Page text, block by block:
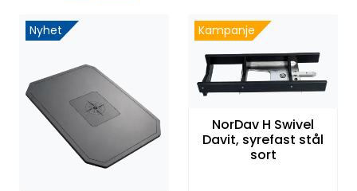
Nyhet Kampanje
NorDav H Swivel
Davit, syrefast stål
sort
VVS
Motor/Styring
Fortøyning